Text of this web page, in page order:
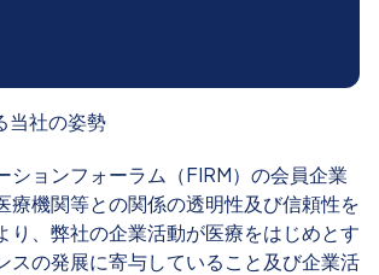
当社の姿勢
ションフォーラム（FIRM）の会員企業
療機関等との関係の透明性及び信頼性を
り、弊社の企業活動が医療をはじめとす
スの発展に寄与していること及び企業活